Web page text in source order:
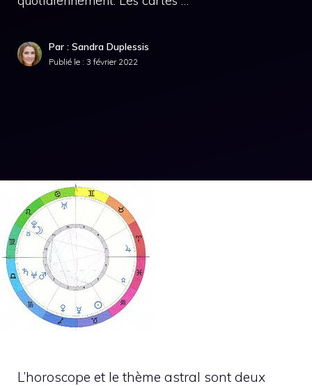
Par : Sandra Duplessis
Publié le : 3 février 2022
L’horoscope et le thème astral sont deux